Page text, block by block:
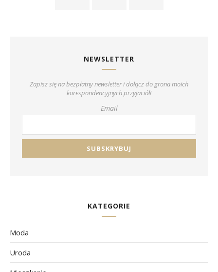
NEWSLETTER
Zapisz się na bezpłatny newsletter i dołącz do grona moich
korespondencyjnych przyjaciół!
Email
KATEGORIE
Moda
Uroda